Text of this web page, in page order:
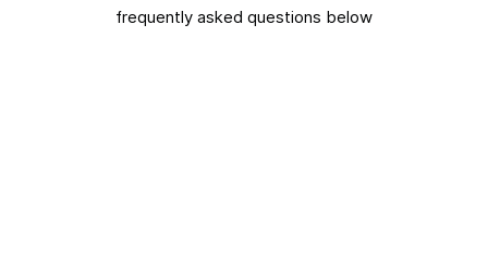
frequently asked questions below